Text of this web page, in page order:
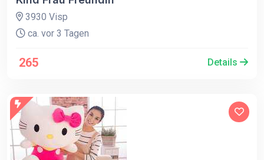
3930 Visp
ca. vor 3 Tagen
265 Details